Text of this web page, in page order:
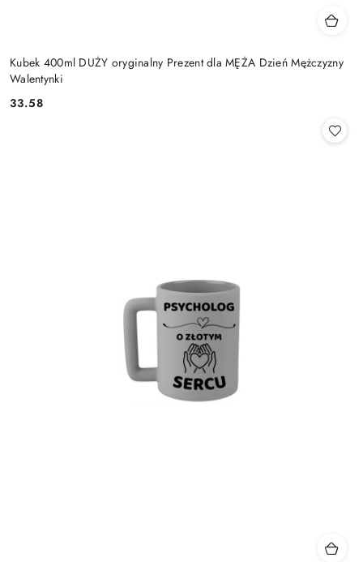
Kubek 400ml DUŻY oryginalny Prezent dla MĘŻA Dzień Mężczyzny
Walentynki
Cena:
33.58